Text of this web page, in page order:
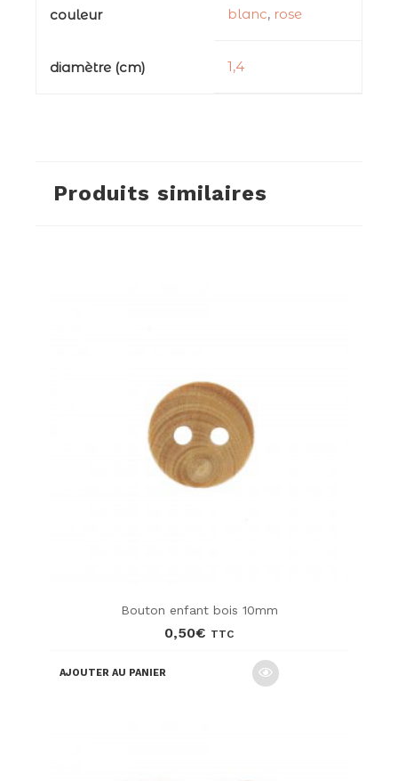
couleur blanc, rose
diamètre (cm) 1,4
Produits similaires
Bouton enfant bois 10mm
0,50€ TTC
AJOUTER AU PANIER